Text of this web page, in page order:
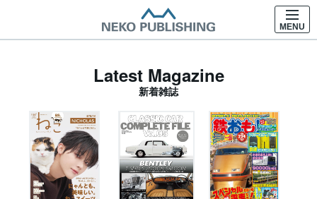
MENU
Latest Magazine
新着雑誌